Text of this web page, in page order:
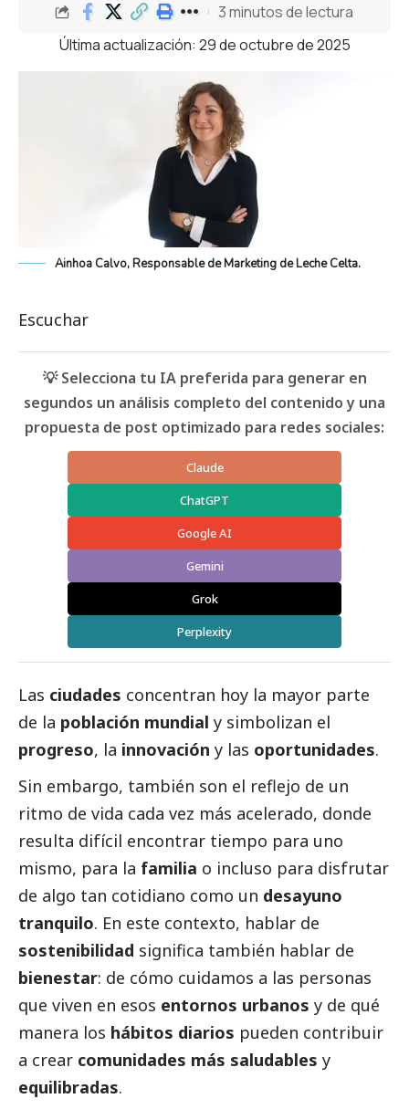
Última actualización: 29 de octubre de 2025
3 minutos de lectura
Ainhoa Calvo, Responsable de Marketing de Leche Celta.
Escuchar
💡 Selecciona tu IA preferida para generar en
segundos un análisis completo del contenido y una
propuesta de post optimizado para redes sociales:
Claude
ChatGPT
Google AI
Gemini
Grok
Perplexity
Las ciudades concentran hoy la mayor parte
de la población mundial y simbolizan el
progreso, la innovación y las oportunidades.
Sin embargo, también son el reflejo de un
ritmo de vida cada vez más acelerado, donde
resulta difícil encontrar tiempo para uno
mismo, para la familia o incluso para disfrutar
de algo tan cotidiano como un desayuno
tranquilo. En este contexto, hablar de
sostenibilidad significa también hablar de
bienestar: de cómo cuidamos a las personas
que viven en esos entornos urbanos y de qué
manera los hábitos diarios pueden contribuir
a crear comunidades más saludables y
equilibradas.